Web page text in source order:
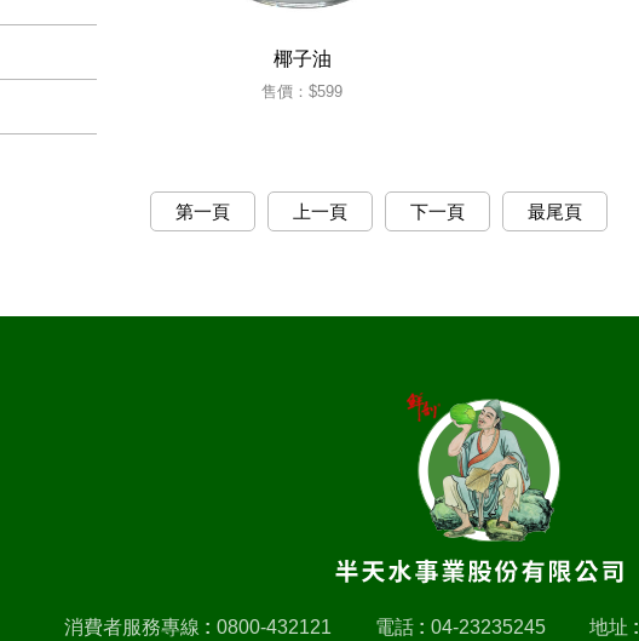
椰子油
售價：$599
第一頁 上一頁 下一頁 最尾頁
消費者服務專線 : 0800-432121 電話 : 04-23235245 地址 :